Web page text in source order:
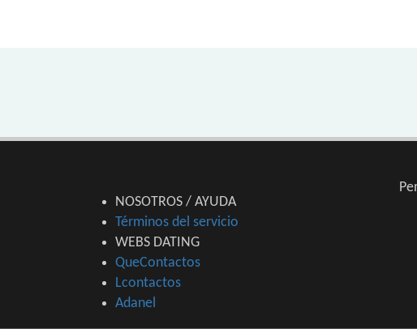
NOSOTROS / AYUDA
Términos del servicio
WEBS DATING
QueContactos
Lcontactos
Adanel